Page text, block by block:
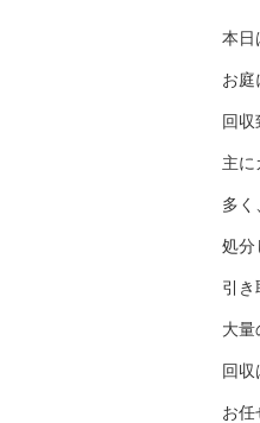
本日
お庭
回収
主に
多く
処分
引き
大量
回収
お任